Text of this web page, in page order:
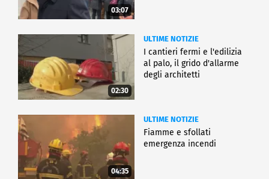
03:07
02:30
ULTIME NOTIZIE
I cantieri fermi e l'edilizia
al palo, il grido d'allarme
degli architetti
04:35
ULTIME NOTIZIE
Fiamme e sfollati
emergenza incendi